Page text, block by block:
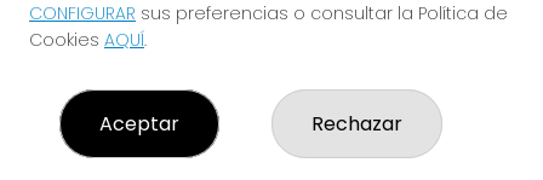
¿Quiénes somos?
Comprar lotería
Resultados
CONFIGURAR sus preferencias o consultar la Política de
Cookies AQUÍ.
Aceptar Rechazar